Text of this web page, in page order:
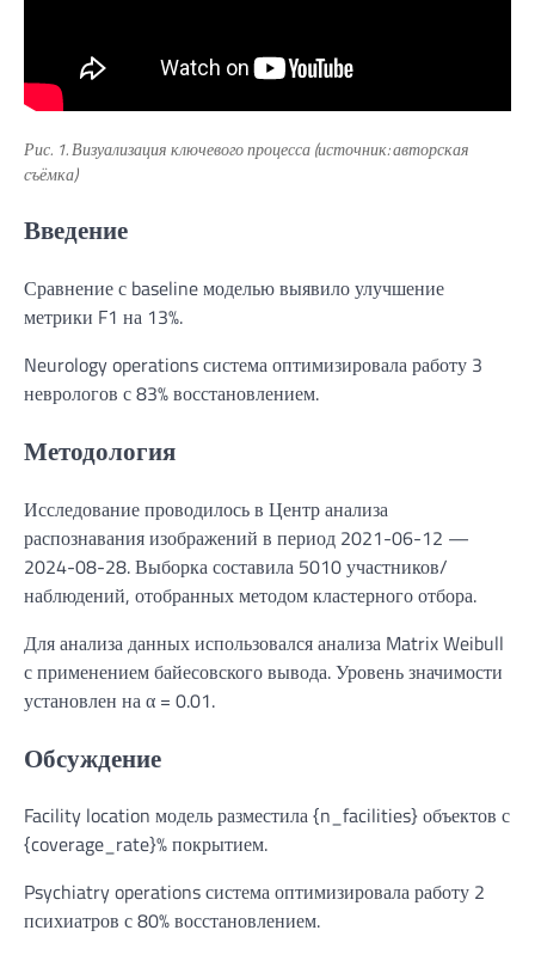
Рис. 1. Визуализация ключевого процесса (источник: авторская
съёмка)
Введение
Сравнение с baseline моделью выявило улучшение
метрики F1 на 13%.
Neurology operations система оптимизировала работу 3
неврологов с 83% восстановлением.
Методология
Исследование проводилось в Центр анализа
распознавания изображений в период 2021-06-12 —
2024-08-28. Выборка составила 5010 участников/
наблюдений, отобранных методом кластерного отбора.
Для анализа данных использовался анализа Matrix Weibull
с применением байесовского вывода. Уровень значимости
установлен на α = 0.01.
Обсуждение
Facility location модель разместила {n_facilities} объектов с
{coverage_rate}% покрытием.
Psychiatry operations система оптимизировала работу 2
психиатров с 80% восстановлением.